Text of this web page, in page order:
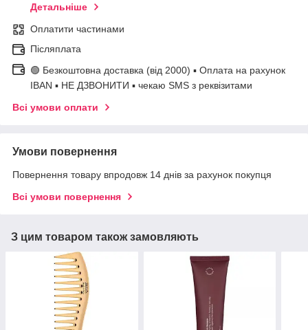
Детальніше
Оплатити частинами
Післяплата
🟢 Безкоштовна доставка (від 2000) ▪ Оплата на рахунок
IBAN ▪ НЕ ДЗВОНИТИ ▪ чекаю SMS з реквізитами
Всі умови оплати
Умови повернення
Повернення товару впродовж 14 днів за рахунок покупця
Всі умови повернення
З цим товаром також замовляють